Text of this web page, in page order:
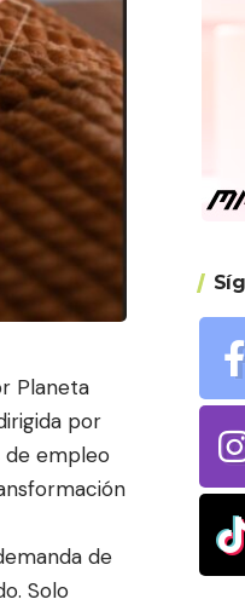
Planeta
irigida por
de empleo
de
Solo